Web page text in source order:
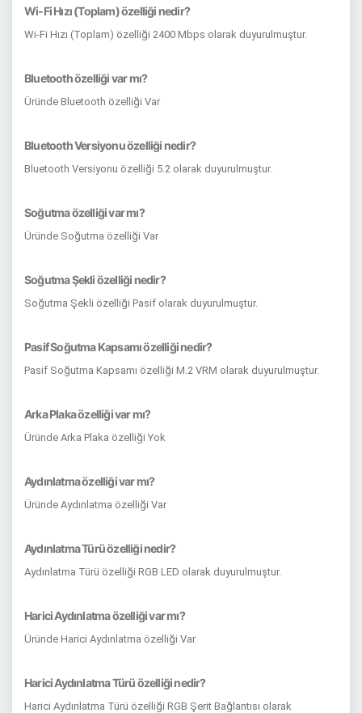
Wi-Fi Hızı (Toplam) özelliği nedir?
Wi-Fi Hızı (Toplam) özelliği 2400 Mbps olarak duyurulmuştur.
Bluetooth özelliği var mı?
Üründe Bluetooth özelliği Var
Bluetooth Versiyonu özelliği nedir?
Bluetooth Versiyonu özelliği 5.2 olarak duyurulmuştur.
Soğutma özelliği var mı?
Üründe Soğutma özelliği Var
Soğutma Şekli özelliği nedir?
Soğutma Şekli özelliği Pasif olarak duyurulmuştur.
Pasif Soğutma Kapsamı özelliği nedir?
Pasif Soğutma Kapsamı özelliği M.2 VRM olarak duyurulmuştur.
Arka Plaka özelliği var mı?
Üründe Arka Plaka özelliği Yok
Aydınlatma özelliği var mı?
Üründe Aydınlatma özelliği Var
Aydınlatma Türü özelliği nedir?
Aydınlatma Türü özelliği RGB LED olarak duyurulmuştur.
Harici Aydınlatma özelliği var mı?
Üründe Harici Aydınlatma özelliği Var
Harici Aydınlatma Türü özelliği nedir?
Harici Aydınlatma Türü özelliği RGB Şerit Bağlantısı olarak